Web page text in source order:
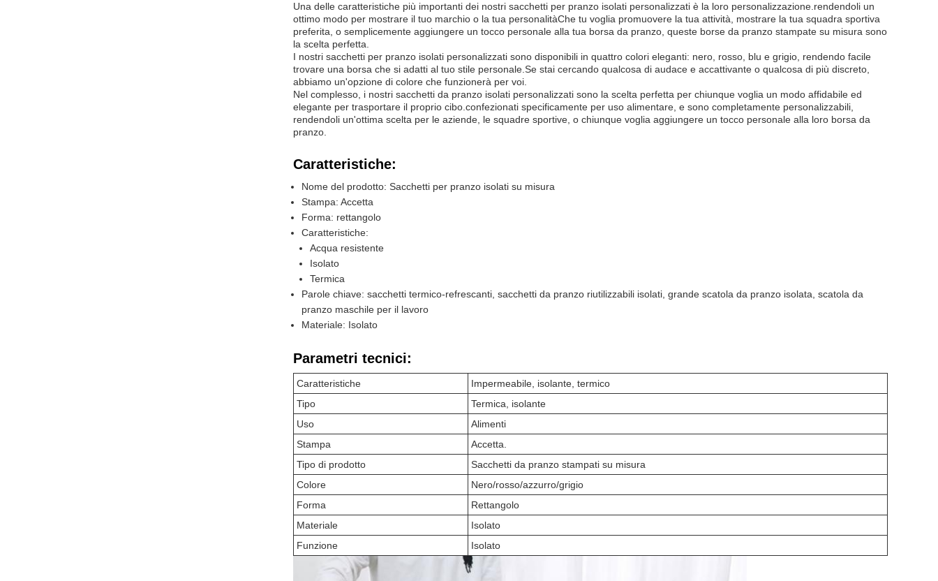
Una delle caratteristiche più importanti dei nostri sacchetti per pranzo isolati personalizzati è la loro personalizzazione.rendendoli un
ottimo modo per mostrare il tuo marchio o la tua personalitàChe tu voglia promuovere la tua attività, mostrare la tua squadra sportiva
preferita, o semplicemente aggiungere un tocco personale alla tua borsa da pranzo, queste borse da pranzo stampate su misura sono
la scelta perfetta.
I nostri sacchetti per pranzo isolati personalizzati sono disponibili in quattro colori eleganti: nero, rosso, blu e grigio, rendendo facile
trovare una borsa che si adatti al tuo stile personale.Se stai cercando qualcosa di audace e accattivante o qualcosa di più discreto,
abbiamo un'opzione di colore che funzionerà per voi.
Nel complesso, i nostri sacchetti da pranzo isolati personalizzati sono la scelta perfetta per chiunque voglia un modo affidabile ed
elegante per trasportare il proprio cibo.confezionati specificamente per uso alimentare, e sono completamente personalizzabili,
rendendoli un'ottima scelta per le aziende, le squadre sportive, o chiunque voglia aggiungere un tocco personale alla loro borsa da
pranzo.
Caratteristiche:
Nome del prodotto: Sacchetti per pranzo isolati su misura
Stampa: Accetta
Forma: rettangolo
Caratteristiche:
Acqua resistente
Isolato
Termica
Parole chiave: sacchetti termico-refrescanti, sacchetti da pranzo riutilizzabili isolati, grande scatola da pranzo isolata, scatola da
pranzo maschile per il lavoro
Materiale: Isolato
Parametri tecnici:
Caratteristiche
Impermeabile, isolante, termico
Tipo
Termica, isolante
Uso
Alimenti
Stampa
Accetta.
Tipo di prodotto
Sacchetti da pranzo stampati su misura
Colore
Nero/rosso/azzurro/grigio
Forma
Rettangolo
Materiale
Isolato
Funzione
Isolato